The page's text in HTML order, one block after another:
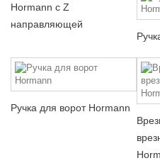
Hormann с Z
направляющей
Ручка для ворот Hormann